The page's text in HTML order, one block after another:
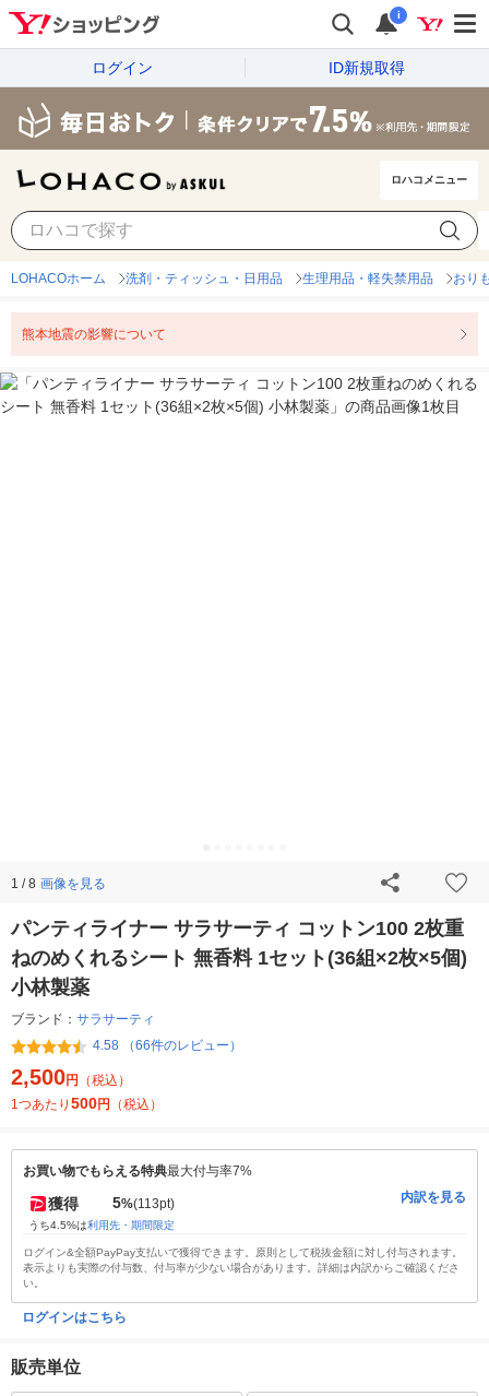
i
ログイン ID新規取得
ロハコメニュー
LOHACOホーム 洗剤・ティッシュ・日用品 生理用品・軽失禁用品 おり
熊本地震の影響について
1 / 8 画像を見る
パンティライナー サラサーティ コットン100 2枚重
ねのめくれるシート 無香料 1セット(36組×2枚×5個)
小林製薬
ブランド： サラサーティ
4.58 （66件のレビュー）
2,500円
（税込）
1つあたり 500円 （税込）
お買い物でもらえる特典最大付与率7%
獲得 5%(113pt)
うち4.5%は利用先・期間限定
内訳を見る
ログイン&全額PayPay支払いで獲得できます。原則として税抜金額に対し付与されます。
表示よりも実際の付与数、付与率が少ない場合があります。詳細は内訳からご確認くださ
い。
ログインはこちら
販売単位